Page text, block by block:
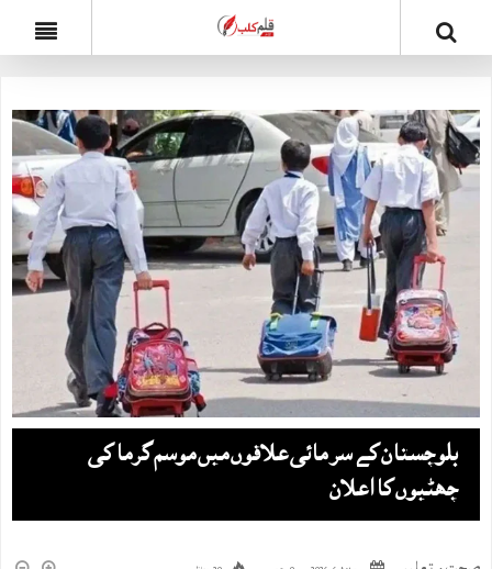
بلوچستان کے سر مائی علاقوں میں موسم گرما کی
چھٹیوں کا اعلان